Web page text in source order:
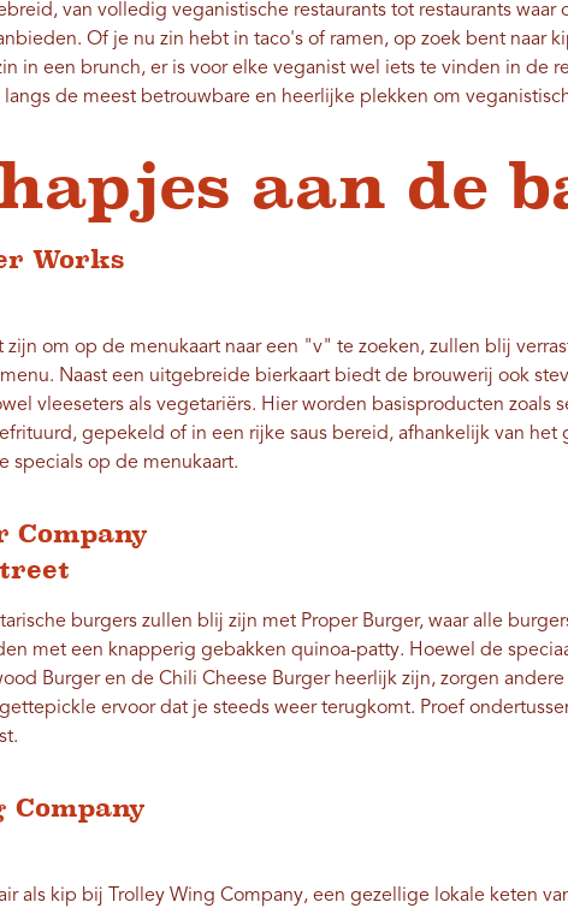
van volledig veganistische restaurants tot restaurants waar
Of je nu zin ​​hebt in taco's of ramen, op zoek bent naar
in een brunch, er is voor elke veganist wel iets te vinden in de
de meest betrouwbare en heerlijke plekken om
aan de
Works
zijn om op de menukaart naar een "v" te zoeken, zullen blij
Naast een uitgebreide bierkaart biedt de brouwerij ook
vleeseters als vegetariërs. Hier worden basisproducten zoals
gepekeld of in een rijke saus bereid, afhankelijk van het
specials op de menukaart.
Company
burgers zullen blij zijn met Proper Burger, waar alle
met een knapperig gebakken quinoa-patty. Hoewel de
Burger en de Chili Cheese Burger heerlijk zijn, zorgen
ervoor dat je steeds weer terugkomt. Proef
als kip bij Trolley Wing Company, een gezellige lokale keten